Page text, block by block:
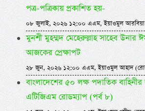
পত্র-পত্রিকায় প্রকাশিত হয়-
০৮ জুলাই, ২০২৬ ১২:০০ এএম, ইয়াওমুল আরবিয়া
মুনশী মুহম্মদ মেহেরুল্লাহ সাহেব উনার
আজকের প্রেক্ষাপট
২৮ জুন, ২০২৬ ১২:০০ এএম, ইয়াওমুল আহাদ
বাংলাদেশের ৫০ লক্ষ পদাতিক
এটিজিএম রোডম্যাপ (পর্ব ৮)